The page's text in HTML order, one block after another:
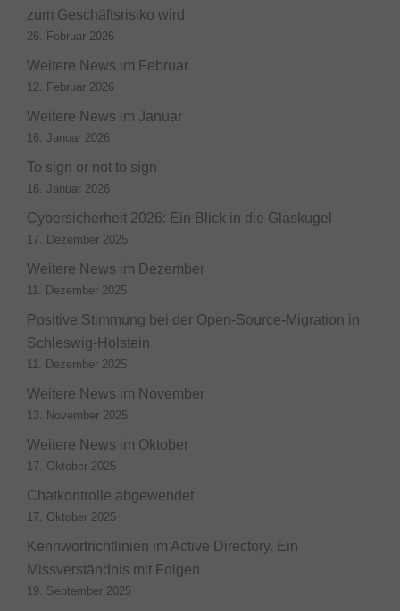
zum Geschäftsrisiko wird
26. Februar 2026
Weitere News im Februar
12. Februar 2026
Weitere News im Januar
16. Januar 2026
To sign or not to sign
16. Januar 2026
Cybersicherheit 2026: Ein Blick in die Glaskugel
17. Dezember 2025
Weitere News im Dezember
11. Dezember 2025
Positive Stimmung bei der Open-Source-Migration in
Schleswig-Holstein
11. Dezember 2025
Weitere News im November
13. November 2025
Weitere News im Oktober
17. Oktober 2025
Chatkontrolle abgewendet
17. Oktober 2025
Kennwortrichtlinien im Active Directory. Ein
Missverständnis mit Folgen
19. September 2025